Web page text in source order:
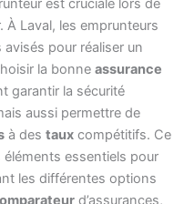
est cruciale lors de
À Laval, les emprunteurs
pour réaliser un
la bonne assurance
garantir la sécurité
aussi permettre de
à des taux compétitifs. Ce
essentiels pour
les différentes options
d’assurances,